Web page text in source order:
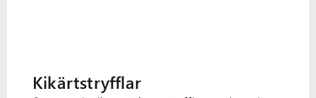
Kikärtstryfflar